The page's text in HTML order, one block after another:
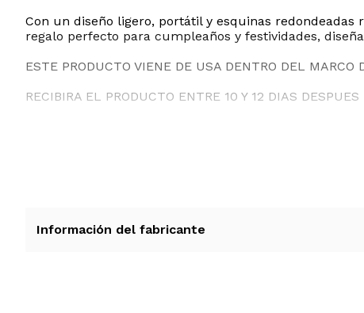
Con un diseño ligero, portátil y esquinas redondeadas
regalo perfecto para cumpleaños y festividades,
ESTE PRODUCTO VIENE DE USA DENTRO DEL
RECIBIRA EL PRODUCTO ENTRE 10 Y 12 DIAS
Información del fabricante